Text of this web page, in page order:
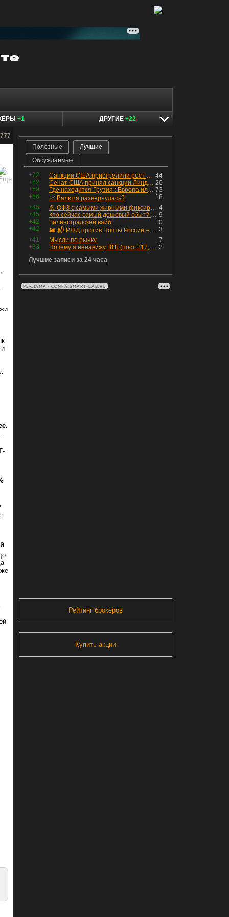
+1 ДРУГИЕ +22
Полезные
Лучшие
Обсуждаемые
+72 44
Санкции США пристрелили рост акций в России
+62
20
Сенат США принял санкции Линдси Грэма против России
+59
73
Где находится Грузия : Европа или Азия
+56
18
📈 Валюта развернулась?
+46
4
💪 ОФЗ с самыми жирными фиксированными купонами
+45
9
Кто сейчас самый дешевый сбыт? Сводный пост по сбытовым компаниям по отчетам РСБУ за Q2 26г.
+42
10
Зеленоградский вайб
+42
3
🚂 📬 РЖД против Почты России – Какие облигации выбрать?
+41
7
Мысли по рынку.
+33
12
Почему я ненавижу ВТБ (пост 217, 12+)
Лучшие записи за 24 часа
РЕКЛАМА • CONFA.SMART-LAB.RU
Рейтинг брокеров
Купить акции